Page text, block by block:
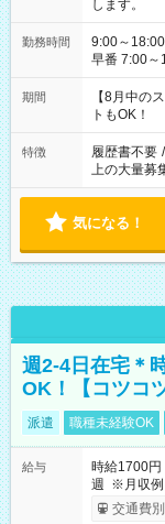
します。
勤務時間
9:00～18:00（休憩60分） ■
早番 7:00～
と休みを合
「できれ
ね。 ※Wワーク希望の方へ 今ご覧のお仕事で希望する勤務時間
と、もう1
合は応募で
期間
【8月中の
トもOK！
特徴 履歴書不要 /
上の大量募
気になる！
週2-4日在宅＊
OK！【コツコ
派遣 職種未経験OK
給与
時給1700
週 ※月収例
交通費